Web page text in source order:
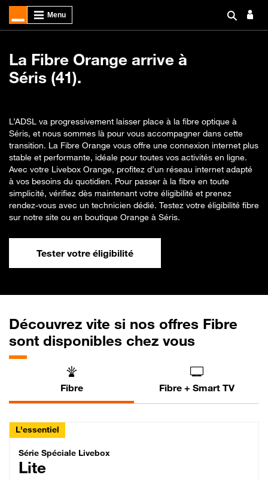
La Fibre Orange arrive à
Séris (41).
L’ADSL va progressivement laisser place à la fibre optique à
Séris, et nous sommes là pour vous accompagner dans cette
transition. La Fibre Orange vous offre une connexion internet plus
stable et performante, idéale pour toutes vos activités en ligne.
Avec votre Livebox Orange, profitez d’un réseau internet adapté
à vos besoins du quotidien. Pour passer à la fibre en toute
simplicité, vérifiez dès maintenant votre éligibilité et prenez
rendez-vous avec un technicien dédié. Testez votre éligibilité fibre
sur notre site ou en boutique Orange à Séris.
Tester votre éligibilité
Découvrez vite si nos offres Fibre
sont disponibles chez vous
Fibre Fibre + Smart TV
L'essentiel
Série Spéciale Livebox Lite Fibre
Série Spéciale Livebox
Lite